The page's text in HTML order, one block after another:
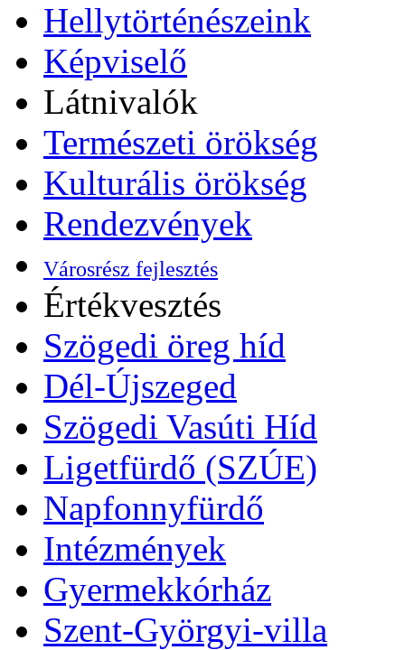
Hellytörténészeink
Képviselő
Látnivalók
Természeti örökség
Kulturális örökség
Rendezvények
Városrész fejlesztés
Értékvesztés
Szögedi öreg híd
Dél-Újszeged
Szögedi Vasúti Híd
Ligetfürdő (SZÚE)
Napfonnyfürdő
Intézmények
Gyermekkórház
Szent-Györgyi-villa